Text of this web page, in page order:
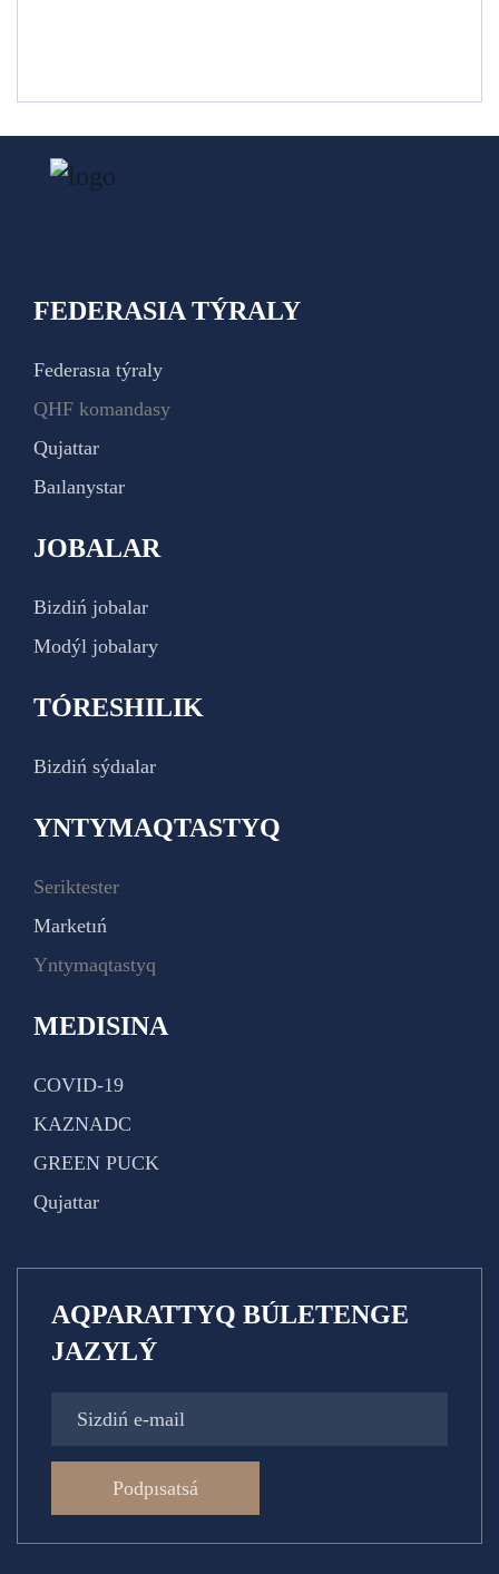
FEDERASIA TÝRALY
Federasıa týraly
QHF komandasy
Qujattar
Baılanystar
JOBALAR
Bizdiń jobalar
Modýl jobalary
TÓRESHILIK
Bizdiń sýdıalar
YNTYMAQTASTYQ
Seriktester
Marketıń
Yntymaqtastyq
MEDISINA
COVID-19
KAZNADC
GREEN PUCK
Qujattar
AQPARATTYQ BÚLETENGE
JAZYLÝ
Podpısatsá